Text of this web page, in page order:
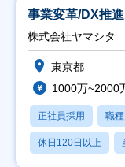
事業変革/DX推
株式会社ヤマシタ
東京都
1000万~2000
正社員採用 職
休日120日以上